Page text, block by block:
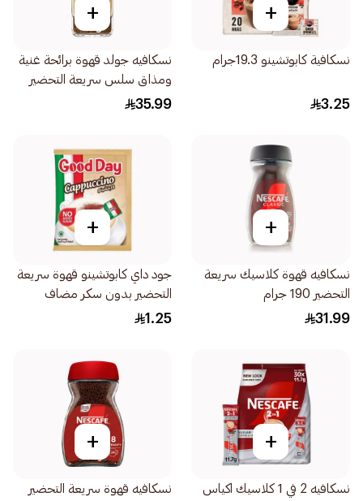
+
نسكافية كابوتشينو 19.3جرام
3.25
+
نسكافيه جولد قهوة برائحة غنية
ومذاق سلس سريعة التحضير
95جرام
35.99
+
نسكافيه قهوة كلاسيك سريعة
التحضير 190 جرام
31.99
+
جود داي كابوتشينو قهوة سريعة
التحضير بدون سكر مضاف
13جرام
1.25
+
نسكافيه 2 في 1 كلاسيك اكياس
+
نسكافيه قهوة سريعة التحضير